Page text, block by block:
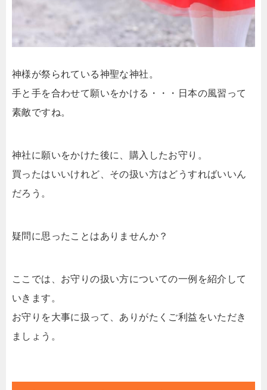
神様が祭られている神聖な神社。
手と手を合わせて願いをかける・・・日本の風習って
素敵ですね。
神社に願いをかけた後に、購入したお守り。
買ったはいいけれど、その扱い方はどうすればいいん
だろう。
疑問に思ったことはありませんか？
ここでは、お守りの扱い方についての一例を紹介して
いきます。
お守りを大事に扱って、ありがたくご利益をいただき
ましょう。